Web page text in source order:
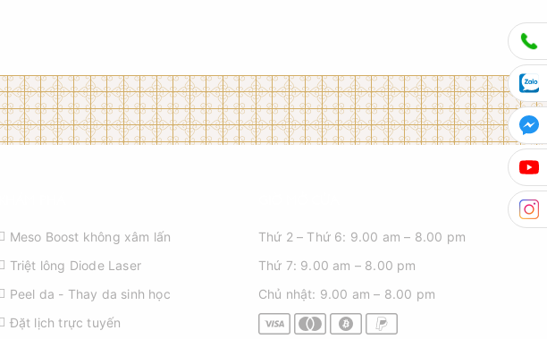
Meso Boost không xâm lấn
Triệt lông Diode Laser
Peel da - Thay da sinh học
Đặt lịch trực tuyến
Thứ 2 – Thứ 6: 9.00 am – 8.00 pm
Thứ 7: 9.00 am – 8.00 pm
Chủ nhật: 9.00 am – 8.00 pm